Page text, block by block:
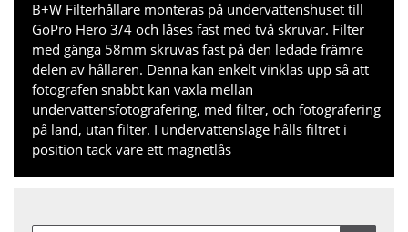
B+W Filterhållare monteras på undervattenshuset till
GoPro Hero 3/4 och låses fast med två skruvar. Filter
med gänga 58mm skruvas fast på den ledade främre
delen av hållaren. Denna kan enkelt vinklas upp så att
fotografen snabbt kan växla mellan
undervattensfotografering, med filter, och fotografering
på land, utan filter. I undervattensläge hålls filtret i
position tack vare ett magnetlås